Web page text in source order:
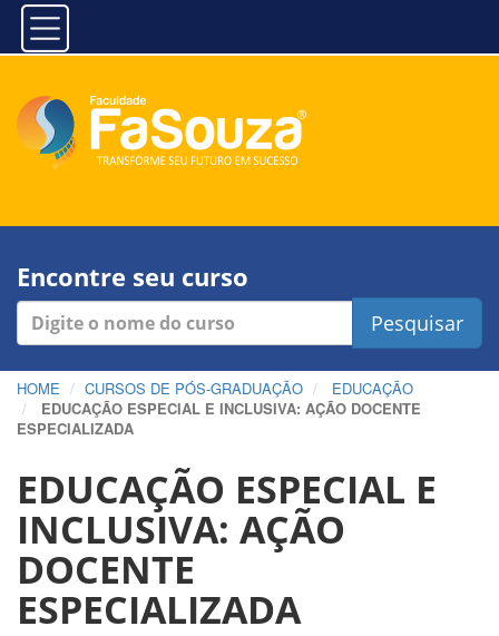
Encontre seu curso
Pesquisar
HOME CURSOS DE PÓS-GRADUAÇÃO
EDUCAÇÃO
EDUCAÇÃO ESPECIAL E INCLUSIVA: AÇÃO DOCENTE
ESPECIALIZADA
EDUCAÇÃO ESPECIAL E
INCLUSIVA: AÇÃO
DOCENTE
ESPECIALIZADA